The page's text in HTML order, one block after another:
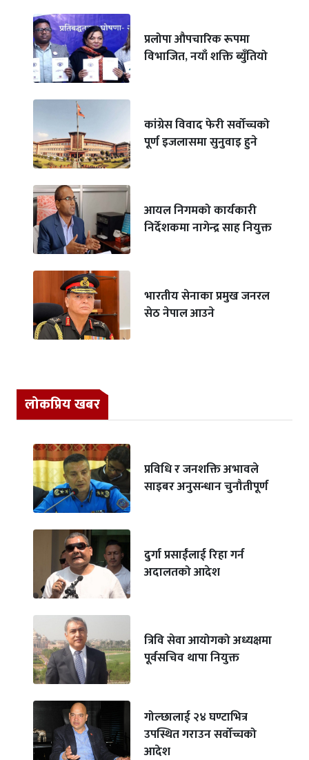
प्रलोपा औपचारिक रूपमा
विभाजित, नयाँ शक्ति ब्युँतियो
कांग्रेस विवाद फेरी सर्वोच्चको
पूर्ण इजलासमा सुनुवाइ हुने
आयल निगमको कार्यकारी
निर्देशकमा नागेन्द्र साह नियुक्त
भारतीय सेनाका प्रमुख जनरल
सेठ नेपाल आउने
लोकप्रिय खबर
प्रविधि र जनशक्ति अभावले
साइबर अनुसन्धान चुनौतीपूर्ण
दुर्गा प्रसाईंलाई रिहा गर्न
अदालतको आदेश
त्रिवि सेवा आयोगको अध्यक्षमा
पूर्वसचिव थापा नियुक्त
गोल्छालाई २४ घण्टाभित्र
उपस्थित गराउन सर्वोच्चको
आदेश